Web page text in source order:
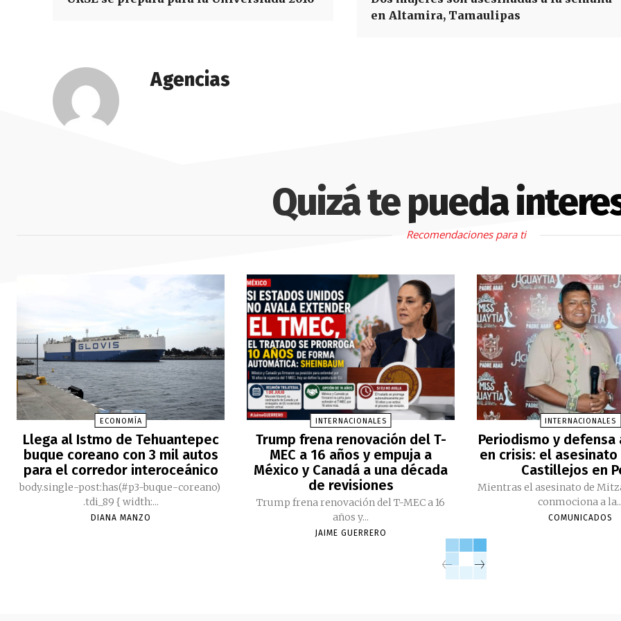
en Altamira, Tamaulipas
Agencias
Quizá te pueda
Recomendaciones para ti
ECONOMÍA
Llega al Istmo de Tehuantepec
buque coreano con 3 mil autos
para el corredor interoceánico
body.single-post:has(#p3-buque-coreano)
.tdi_89 { width:...
DIANA MANZO
INTERNACIONALES
Trump frena renovación del T-
MEC a 16 años y empuja a
México y Canadá a una década
de revisiones
Trump frena renovación del T-MEC a 16
años y...
JAIME GUERRERO
INTERNACIONALES
Periodismo y
en crisis: el
Castillejos en
Mientras el asesinato de
conmociona a
COMUNICADOS